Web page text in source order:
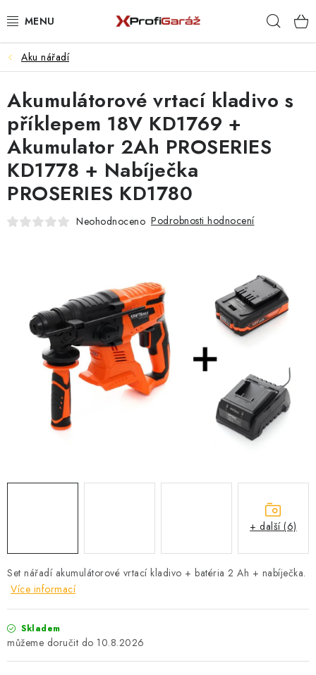
na
REALIZACE & ŘEŠENÍ
AKCE A NOVINKY
VYBAVENÍ PNEUSERVISU
NÁŘADÍ DLE TYPU OPRAVY
PROFI PORADNA
AUTODOPLŇKY
KRYCÍ PLACHTY - CELTY
BALENÍ A EXPEDICE
Doplňkové služby Profigaráž.cz
Aku nářadí
Set nářadí akumulátorové vrtací kladivo + batéria 2 Ah + nabíječka.
Více informací
Skladem
10.8.2026
Akumulátorové vrtací kladivo s
příklepem 18V KD1769 +
Akumulator 2Ah PROSERIES
KD1778 + Nabíječka
PROSERIES KD1780
Neohodnoceno Podrobnosti hodnocení
+ další (6)